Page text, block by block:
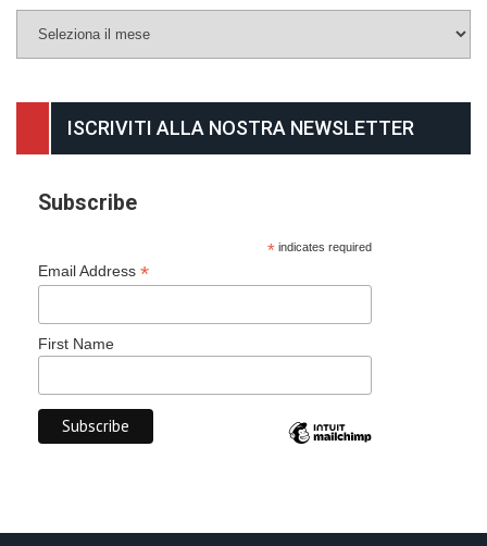
ISCRIVITI ALLA NOSTRA NEWSLETTER
Subscribe
* indicates required
Email Address *
First Name